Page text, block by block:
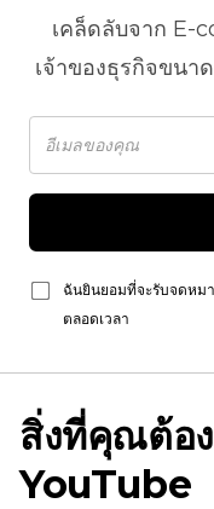
เคล็ดลับจาก E-
เจ้าของธุรกิจขนา
ฉันยินยอมที่จะรับจดหม
ตลอดเวลา
สิ่งที่คุณต้อ
YouTube